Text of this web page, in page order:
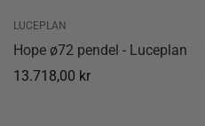
LUCEPLAN
Hope ø72 pendel - Luceplan
Normal
13.718,00 kr